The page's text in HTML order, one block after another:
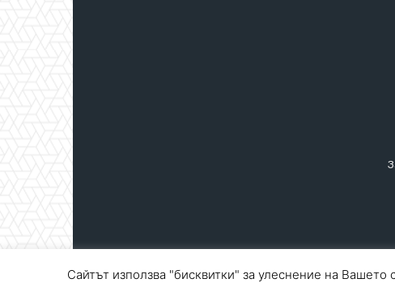
Сайтът използва "бисквитки" за улеснение на Вашето